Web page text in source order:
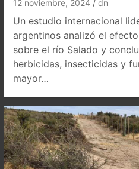
12 noviembre, 2024 dn
Un estudio internacional
argentinos analizó el
sobre el río Salado y
herbicidas, insecticidas y
mayor…